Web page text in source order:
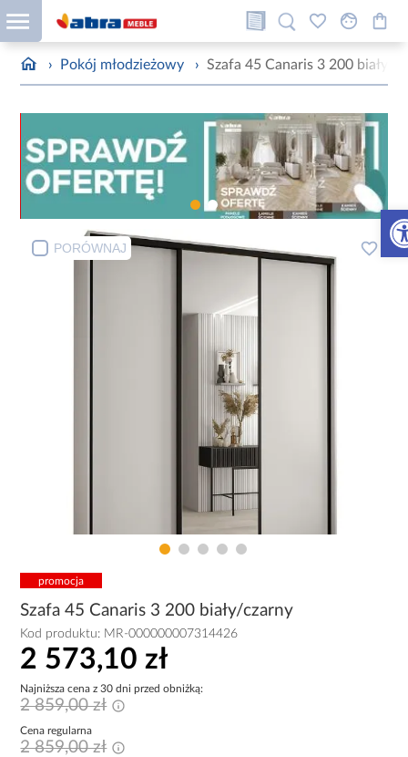
› Pokój młodzieżowy › Szafa 45 Canaris 3 200 biały/
PORÓWNAJ
promocja
Szafa 45 Canaris 3 200 biały/czarny
Kod produktu: MR-000000007314426
2 573,10 zł
Najniższa cena z 30 dni przed obniżką:
2 859,00 zł
Cena regularna
2 859,00 zł